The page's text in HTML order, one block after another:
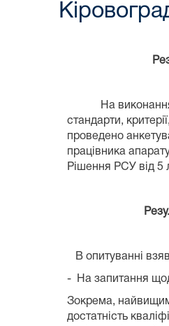
На
стандарти,
проведено
працівника
Рішення РСУ від 5
В опитуванні
- На запитання
Зокрема, найвищим
достатність